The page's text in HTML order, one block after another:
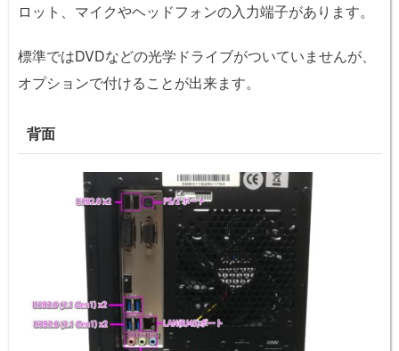
ロット、マイクやヘッドフォンの入力端子があります。
標準ではDVDなどの光学ドライブがついていませんが、
オプションで付けることが出来ます。
背面